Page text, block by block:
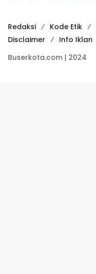
Redaksi Kode Etik
Disclaimer
Info Iklan
Buserkota.com | 2024